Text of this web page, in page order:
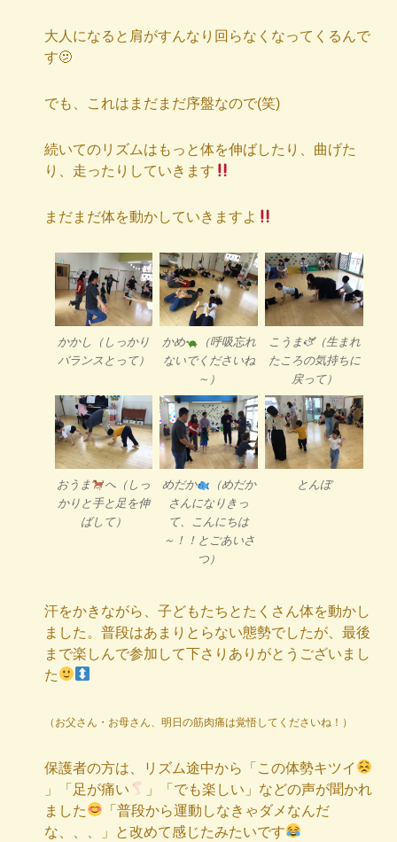
大人になると肩がすんなり回らなくなってくるんで
す🫤
でも、これはまだまだ序盤なので(笑)
続いてのリズムはもっと体を伸ばしたり、曲げた
り、走ったりしていきます
まだまだ体を動かしていきますよ
かかし（しっかり
バランスとって）
かめ
（呼吸忘れ
ないでくださいね
～）
こうま🫏（生まれ
たころの気持ちに
戻って）
おうま
へ（しっ
かりと手と足を伸
ばして）
めだか
（めだか
さんになりきっ
て、こんにちは
～！！とごあいさ
つ）
とんぼ
汗をかきながら、子どもたちとたくさん体を動かし
ました。普段はあまりとらない態勢でしたが、最後
まで楽しんで参加して下さりありがとうございまし
た
（お父さん・お母さん、明日の筋肉痛は覚悟してくださいね！）
保護者の方は、リズム途中から「この体勢キツイ
」「足が痛い
」「でも楽しい」などの声が聞かれ
ました
「普段から運動しなきゃダメなんだ
な、、、」と改めて感じたみたいです